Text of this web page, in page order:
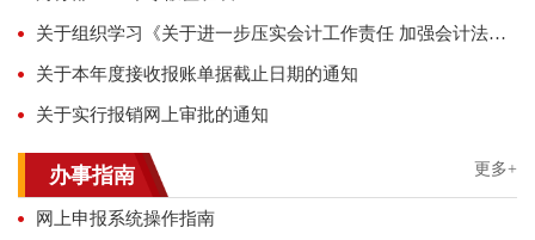
关于组织学习《关于进一步压实会计工作责任 加强会计法律法规和国家统一的会计制度贯彻实施的意见》（财会〔2025〕25号）的通知
关于本年度接收报账单据截止日期的通知
关于实行报销网上审批的通知
办事指南 更多+
网上申报系统操作指南